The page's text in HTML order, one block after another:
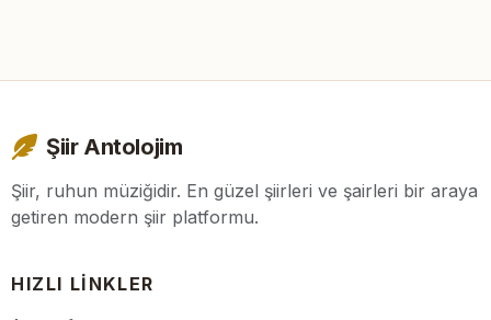
Şiir Antolojim
Şiir, ruhun müziğidir. En güzel şiirleri ve şairleri bir araya
getiren modern şiir platformu.
HIZLI LINKLER